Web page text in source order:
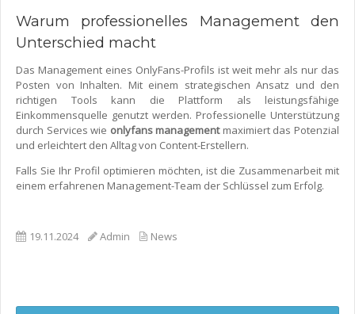
Warum professionelles Management den
Unterschied macht
Das Management eines OnlyFans-Profils ist weit mehr als nur das
Posten von Inhalten. Mit einem strategischen Ansatz und den
richtigen Tools kann die Plattform als leistungsfähige
Einkommensquelle genutzt werden. Professionelle Unterstützung
durch Services wie onlyfans managementmaximiert das Potenzial
und erleichtert den Alltag von Content-Erstellern.
Falls Sie Ihr Profil optimieren möchten, ist die Zusammenarbeit mit
einem erfahrenen Management-Team der Schlüssel zum Erfolg.
19.11.2024 Admin News